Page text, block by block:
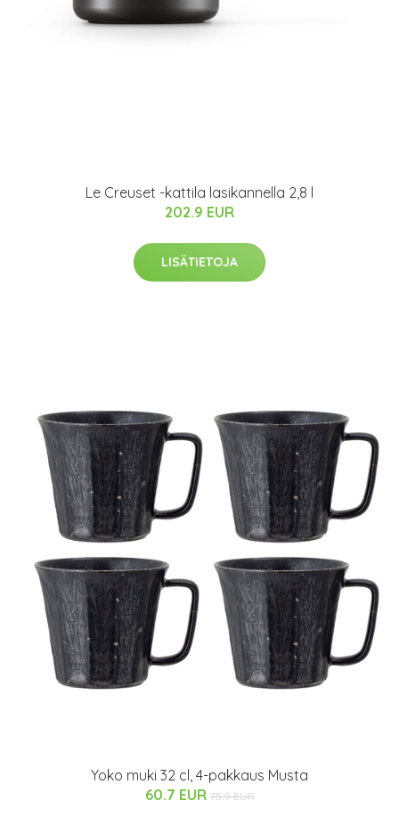
Le Creuset -kattila lasikannella 2,8 l
202.9 EUR
LISÄTIETOJA
Yoko muki 32 cl, 4-pakkaus Musta
60.7 EUR 75.9 EUR